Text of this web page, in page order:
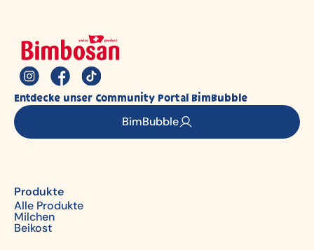
Entdecke unser Community Portal BimBubble
BimBubble
Produkte
Alle Produkte
Milchen
Beikost